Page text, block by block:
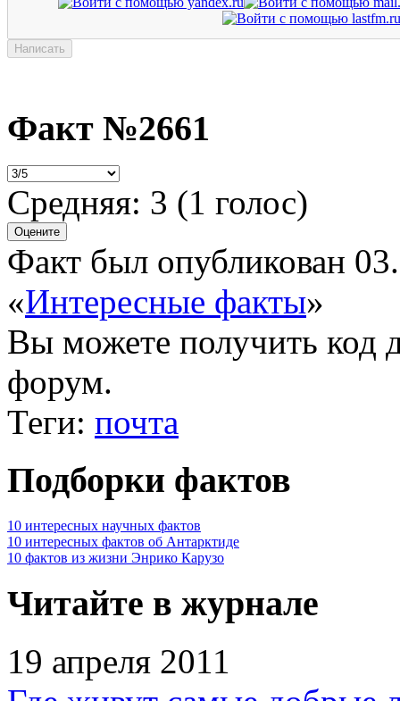
Факт №2661
Средняя: 3 (1 голос)
Факт был опубликован
«Интересные факты»
Вы можете получить код
форум.
Теги: почта
Подборки фактов
10 интересных научных фактов
10 интересных фактов об Антарктиде
10 фактов из жизни Энрико Карузо
Читайте в журнале
19 апреля 2011